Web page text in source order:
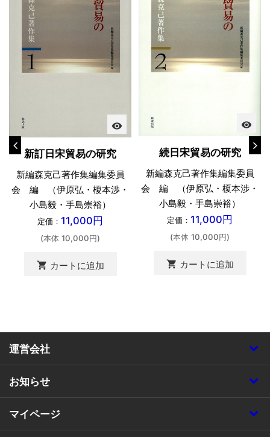
visibility
新訂日宋貿易の研究
新編森克己著作集編集委員
会 編 （伊原弘・榎本渉・
小島毅・手島崇裕）
定価： 11,000円
(本体 10,000円)
shopping_cart カートに追加
visibility
続日宋貿易の研究
新編森克己著作集編集委員
会 編 （伊原弘・榎本渉・
小島毅・手島崇裕）
定価： 11,000円
(本体 10,000円)
shopping_cart カートに追加
運営会社
お知らせ
マイページ